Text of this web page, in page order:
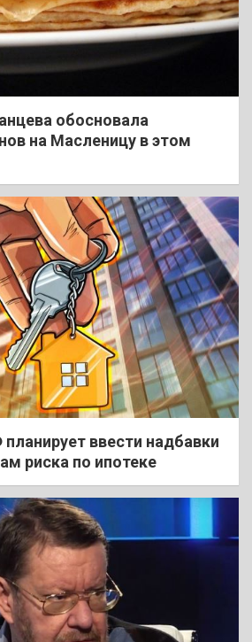
обосновала
на Масленицу в этом
ввести надбавки
риска по ипотеке